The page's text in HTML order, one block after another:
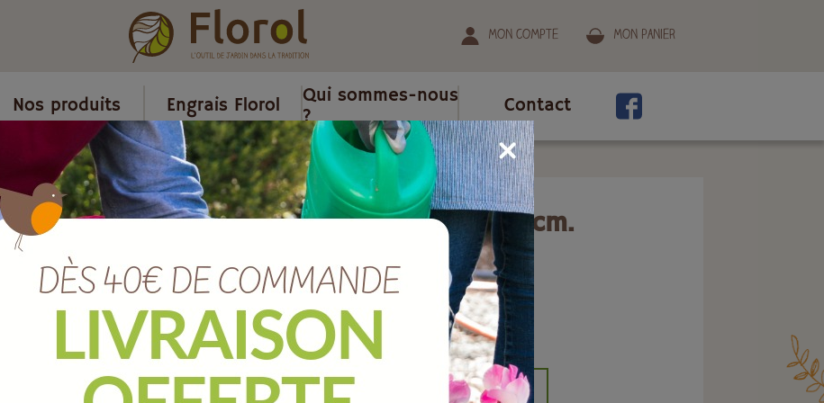
Mon compte Mon panier
Nos produits Engrais Florol
Qui sommes-nous
?
Contact
Outils gazon, foin et fauchage/Fauchette lame de 30 cm.
Fauchette lame de 30 cm.
Ref : JFFAUCH
EAN :
4047883090366
Marque : SOERGEN Distribution
Quantité :